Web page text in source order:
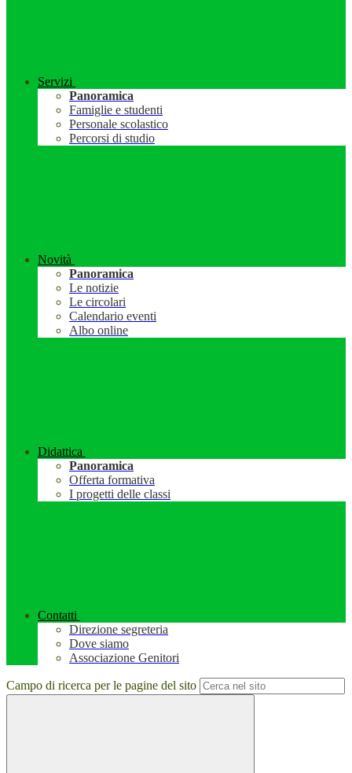
Servizi
Panoramica
Famiglie e studenti
Personale scolastico
Percorsi di studio
Novità
Panoramica
Le notizie
Le circolari
Calendario eventi
Albo online
Didattica
Panoramica
Offerta formativa
I progetti delle classi
Contatti
Direzione segreteria
Dove siamo
Associazione Genitori
Campo di ricerca per le pagine del sito